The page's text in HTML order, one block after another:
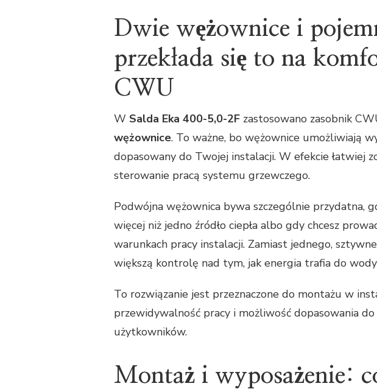
Dwie wężownice i
przekłada się to na
CWU
W Salda Eka 400-5,0-2F zastosowano zasobnik
wężownice. To ważne, bo wężownice umożliwiają
dopasowany do Twojej instalacji. W efekcie łatwiej
sterowanie pracą systemu grzewczego.
Podwójna wężownica bywa szczególnie przydatna,
więcej niż jedno źródło ciepła albo gdy chcesz
warunkach pracy instalacji. Zamiast jednego,
większą kontrolę nad tym, jak energia trafia do
To rozwiązanie jest przeznaczone do montażu w
przewidywalność pracy i możliwość dopasowania
użytkowników.
Montaż i wyposażenie: